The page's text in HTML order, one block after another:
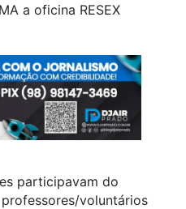
a oficina RESEX
participavam do
voluntários